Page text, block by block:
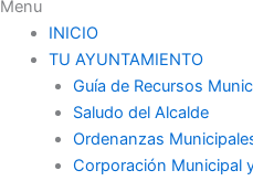
Menu
INICIO
TU AYUNTAMIENTO
Guía de Recursos
Saludo del Alcalde
Ordenanzas
Corporación Municipal